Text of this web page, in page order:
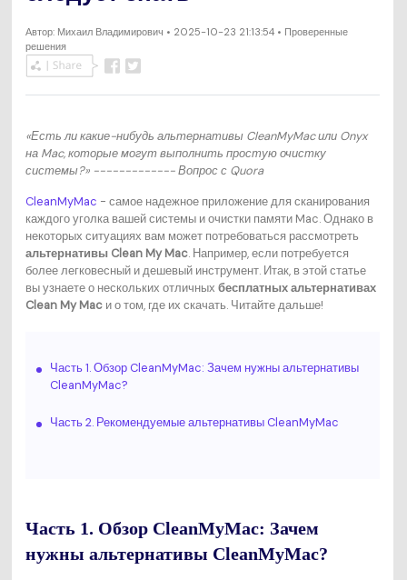
Автор:Михаил Владимирович • 2025-10-23 21:13:54 • Проверенные
решения
«Есть ли какие-нибудь альтернативы CleanMyMac или Onyx
на Mac, которые могут выполнить простую очистку
системы?» ------------- Вопрос с Quora
CleanMyMac - самое надежное приложение для сканирования
каждого уголка вашей системы и очистки памяти Mac. Однако в
некоторых ситуациях вам может потребоваться рассмотреть
альтернативы Clean My Mac. Например, если потребуется
более легковесный и дешевый инструмент. Итак, в этой статье
вы узнаете о нескольких отличных бесплатных альтернативах
Clean My Macи о том, где их скачать. Читайте дальше!
Часть 1. Обзор CleanMyMac: Зачем нужны альтернативы
CleanMyMac?
Часть 2. Рекомендуемые альтернативы CleanMyMac
Часть 1. Обзор CleanMyMac: Зачем
нужны альтернативы CleanMyMac?